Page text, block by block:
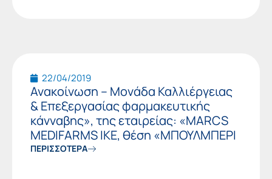
22/04/2019
Ανακοίνωση – Μονάδα Καλλιέργειας
& Επεξεργασίας φαρμακευτικής
κάνναβης», της εταιρείας: «MARCS
MEDIFARMS ΙΚΕ, θέση «ΜΠΟΥΛΜΠΕΡΙ
ΠΕΡΙΣΣΟΤΕΡΑ